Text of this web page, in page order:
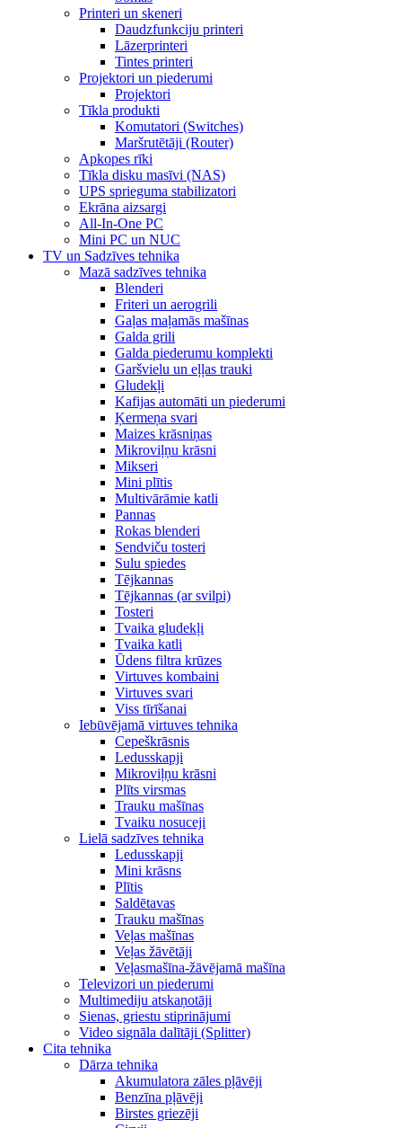
Printeri un skeneri
Daudzfunkciju printeri
Lāzerprinteri
Tintes printeri
Projektori un piederumi
Projektori
Tīkla produkti
Komutatori (Switches)
Maršrutētāji (Router)
Apkopes rīki
Tīkla disku masīvi (NAS)
UPS sprieguma stabilizatori
Ekrāna aizsargi
All-In-One PC
Mini PC un NUC
TV un Sadzīves tehnika
Mazā sadzīves tehnika
Blenderi
Friteri un aerogrili
Gaļas maļamās mašīnas
Galda grili
Galda piederumu komplekti
Garšvielu un eļļas trauki
Gludekļi
Kafijas automāti un piederumi
Ķermeņa svari
Maizes krāsniņas
Mikroviļņu krāsni
Mikseri
Mini plītis
Multivārāmie katli
Pannas
Rokas blenderi
Sendviču tosteri
Sulu spiedes
Tējkannas
Tējkannas (ar svilpi)
Tosteri
Tvaika gludekļi
Tvaika katli
Ūdens filtra krūzes
Virtuves kombaini
Virtuves svari
Viss tīrīšanai
Iebūvējamā virtuves tehnika
Cepeškrāsnis
Ledusskapji
Mikroviļņu krāsni
Plīts virsmas
Trauku mašīnas
Tvaiku nosuceji
Lielā sadzīves tehnika
Ledusskapji
Mini krāsns
Plītis
Saldētavas
Trauku mašīnas
Veļas mašīnas
Veļas žāvētāji
Veļasmašīna-žāvējamā mašīna
Televizori un piederumi
Multimediju atskaņotāji
Sienas, griestu stiprinājumi
Video signāla dalītāji (Splitter)
Cita tehnika
Dārza tehnika
Akumulatora zāles pļāvēji
Benzīna pļāvēji
Birstes griezēji